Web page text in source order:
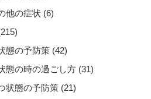
他の症状 (6)
態の予防策 (42)
態の時の過ごし方 (31)
状態の予防策 (21)